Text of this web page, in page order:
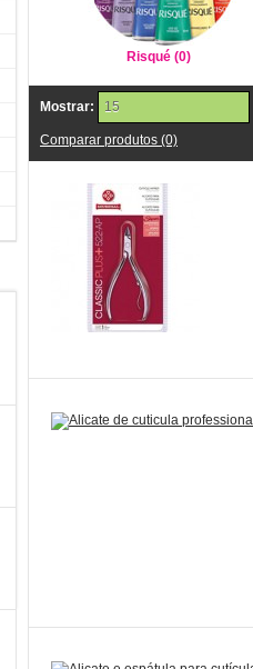
Risqué (0)
Mostrar: 15
Comparar produtos (0)